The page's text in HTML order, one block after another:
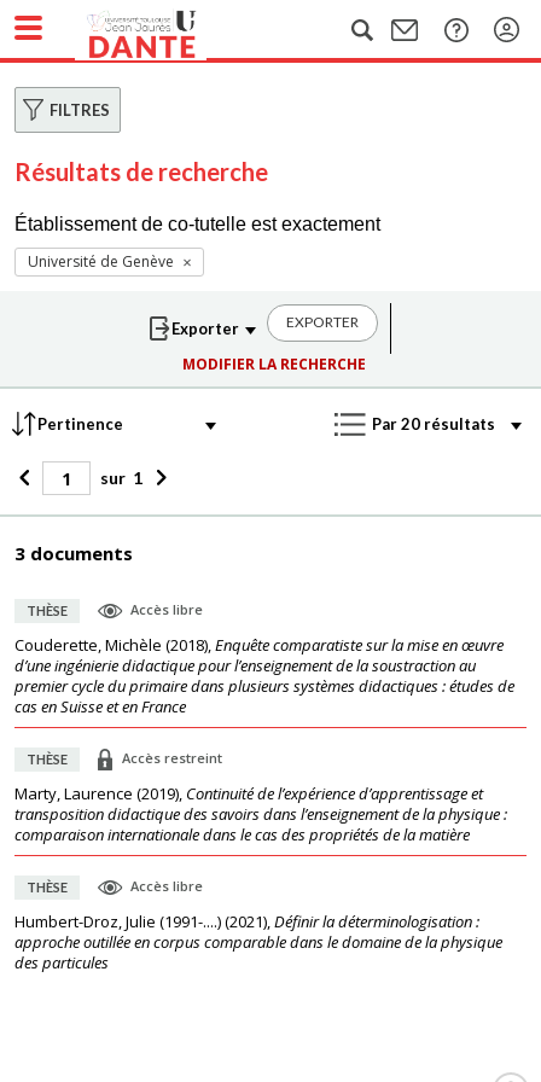
FILTRES
Résultats de recherche
Établissement de co-tutelle est exactement
Université de Genève
EXPORTER
MODIFIER LA RECHERCHE
sur 1
3 documents
THÈSE Accès libre
Couderette, Michèle (2018),Enquête comparatiste sur la mise en œuvre
d’une ingénierie didactique pour l’enseignement de la soustraction au
premier cycle du primaire dans plusieurs systèmes didactiques : études de
cas en Suisse et en France
THÈSE Accès restreint
Marty, Laurence (2019), Continuité de l’expérience d’apprentissage et
transposition didactique des savoirs dans l’enseignement de la physique :
comparaison internationale dans le cas des propriétés de la matière
THÈSE Accès libre
Humbert-Droz, Julie (1991-....)(2021),Définir la déterminologisation :
approche outillée en corpus comparable dans le domaine de la physique
des particules